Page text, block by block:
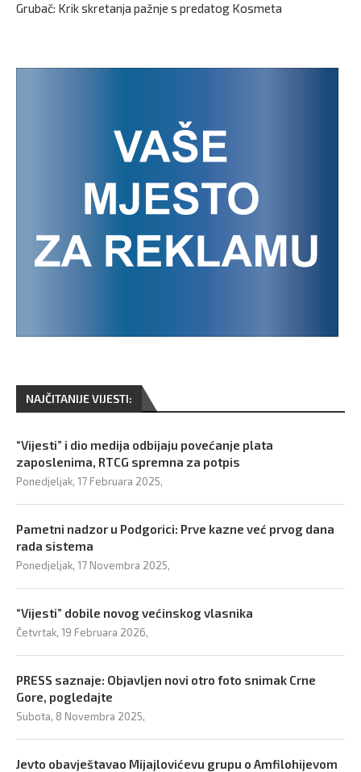
Grubač: Krik skretanja pažnje s predatog Kosmeta
NAJČITANIJE VIJESTI:
“Vijesti” i dio medija odbijaju povećanje plata
zaposlenima, RTCG spremna za potpis
Ponedjeljak, 17 Februara 2025,
Pametni nadzor u Podgorici: Prve kazne već prvog dana
rada sistema
Ponedjeljak, 17 Novembra 2025,
“Vijesti” dobile novog većinskog vlasnika
Četvrtak, 19 Februara 2026,
PRESS saznaje: Objavljen novi otro foto snimak Crne
Gore, pogledajte
Subota, 8 Novembra 2025,
Jevto obavještavao Mijajlovićevu grupu o Amfilohijevom